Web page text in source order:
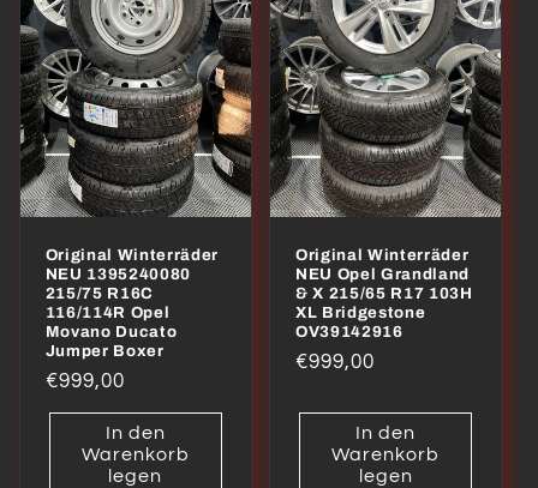
Original Winterräder
NEU 1395240080
215/75 R16C
116/114R Opel
Movano Ducato
Jumper Boxer
Normaler
Preis
€999,00
In den
Warenkorb
legen
Original Winterräder
NEU Opel Grandland
& X 215/65 R17 103H
XL Bridgestone
OV39142916
Normaler
€999,00
In den
Warenkorb
legen